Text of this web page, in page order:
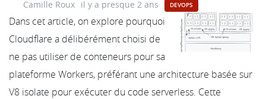
Camille Roux il y a presque 2 ans DEVOPS
Dans cet article, on explore pourquoi
Cloudflare a délibérément choisi de
ne pas utiliser de conteneurs pour sa
plateforme Workers, préférant une architecture basée sur
V8 isolate pour exécuter du code serverless. Cette